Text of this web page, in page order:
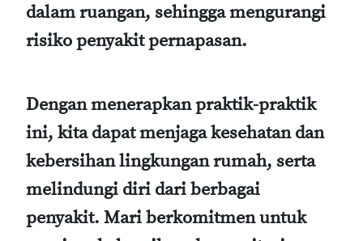
dalam ruangan, sehingga mengurangi
risiko penyakit pernapasan.
Dengan menerapkan praktik-praktik
ini, kita dapat menjaga kesehatan dan
kebersihan lingkungan rumah, serta
melindungi diri dari berbagai
penyakit. Mari berkomitmen untuk